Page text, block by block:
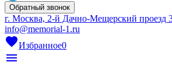
Обратный звонок
г. Москва, 2-й Дачно-Мещерский проезд
info@memorial-1.ru
favoriteИзбранное0
menu